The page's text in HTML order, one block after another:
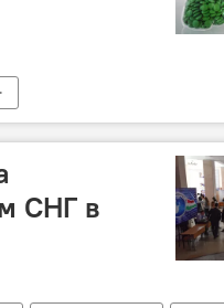
СНГ в